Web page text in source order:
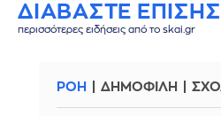
ΔΙΑΒΑΣΤΕ ΕΠΙΣΗΣ
περισσότερες ειδήσεις από το skai.gr
ΡΟΗ ΔΗΜΟΦΙΛΗ